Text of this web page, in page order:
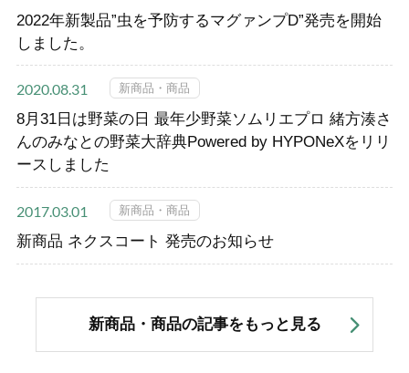
2022年新製品”虫を予防するマグァンプD”発売を開始
しました。
2020.08.31 新商品・商品
8月31日は野菜の日 最年少野菜ソムリエプロ 緒方湊さ
んのみなとの野菜大辞典Powered by HYPONeXをリリ
ースしました
2017.03.01 新商品・商品
新商品 ネクスコート 発売のお知らせ
新商品・商品の記事をもっと見る